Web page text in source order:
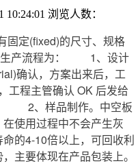
10:24:01 浏览人数：
固定(fixed)的尺寸、规格
生产流程为： 1、设计
确认，方案出来后，工
工程主管确认 OK 后发给
2、样品制作。中空板
使用过程中不会产生灰
的4-10倍以上，可回收利
主要体现在产品包装上。